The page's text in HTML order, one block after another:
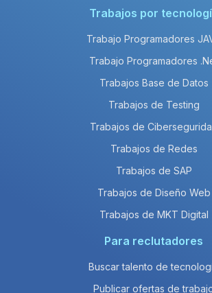
Trabajos por
Trabajo Programadores
Trabajo Programadores
Trabajos Base de Datos
Trabajos de Testing
Trabajos de
Trabajos de Redes
Trabajos de SAP
Trabajos de Diseño Web
Trabajos de MKT Digital
Para reclutadores
Buscar talento de
Publicar ofertas de